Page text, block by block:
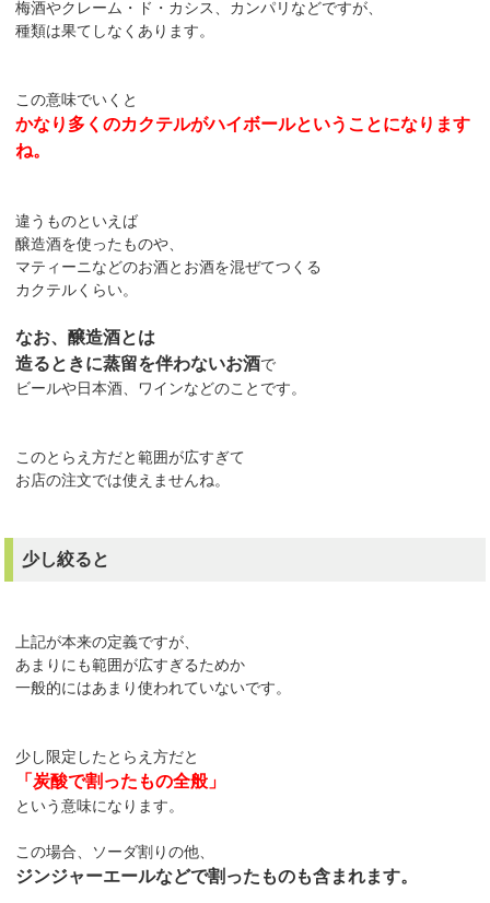
梅酒やクレーム・ド・カシス、カンパリなどですが、
種類は果てしなくあります。
この意味でいくと
かなり多くのカクテルがハイボールということになります
ね。
違うものといえば
醸造酒を使ったものや、
マティーニなどのお酒とお酒を混ぜてつくる
カクテルくらい。
なお、醸造酒とは
造るときに蒸留を伴わないお酒で
ビールや日本酒、ワインなどのことです。
このとらえ方だと範囲が広すぎて
お店の注文では使えませんね。
少し絞ると
上記が本来の定義ですが、
あまりにも範囲が広すぎるためか
一般的にはあまり使われていないです。
少し限定したとらえ方だと
「炭酸で割ったもの全般」
という意味になります。
この場合、ソーダ割りの他、
ジンジャーエールなどで割ったものも含まれます。